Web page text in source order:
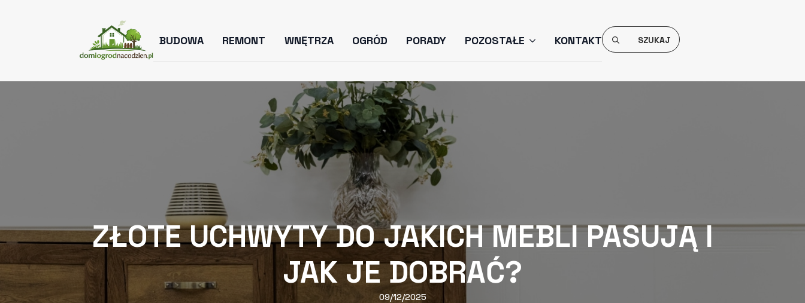
BUDOWA REMONT WNĘTRZA OGRÓD PORADY POZOSTAŁE KONTAKT
Search
For:
ZŁOTE UCHWYTY DO JAKICH MEBLI PASUJĄ I
JAK JE DOBRAĆ?
09/12/2025